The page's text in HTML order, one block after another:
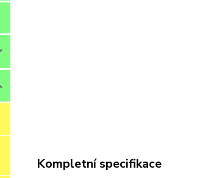
Kompletní specifikace